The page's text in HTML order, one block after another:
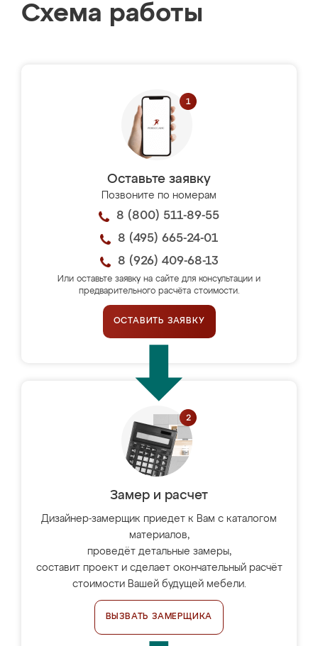
Схема работы
Оставьте заявку
Позвоните по номерам
8 (800) 511-89-55
8 (495) 665-24-01
8 (926) 409-68-13
Или оставьте заявку на сайте для консультации и
предварительного расчёта стоимости.
ОСТАВИТЬ ЗАЯВКУ
Замер и расчет
Дизайнер-замерщик приедет к Вам с каталогом
материалов,
проведёт детальные замеры,
составит проект и сделает окончательный расчёт
стоимости Вашей будущей мебели.
ВЫЗВАТЬ ЗАМЕРЩИКА